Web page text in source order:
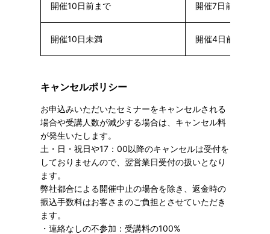
開催10日前まで 開催7日前まで
開催10日未満 開催4日前まで
キャンセルポリシー
お申込みいただいたセミナーをキャンセルされる
場合や受講人数が減少する場合は、キャンセル料
が発生いたします。
土・日・祝日や17：00以降のキャンセルは受付を
しておりませんので、翌営業日受付の扱いとなり
ます。
弊社都合による開催中止の場合を除き、返金時の
振込手数料はお客さまのご負担とさせていただき
ます。
・連絡なしの不参加：受講料の100%